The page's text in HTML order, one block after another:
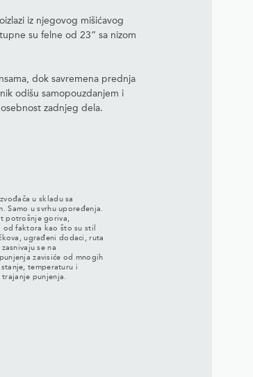
iz njegovog mišićavog
su felne od 23” sa nizom
dok savremena prednja
odišu samopouzdanjem i
zadnjeg dela.
u skladu sa
Samo u svrhu upoređenja.
potrošnje goriva,
od faktora kao što su stil
ugrađeni dodaci, ruta
se na
zavisiće od mnogih
temperaturu i
punjenja.